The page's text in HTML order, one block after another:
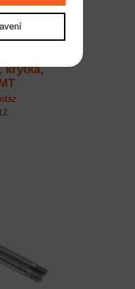
krytka,